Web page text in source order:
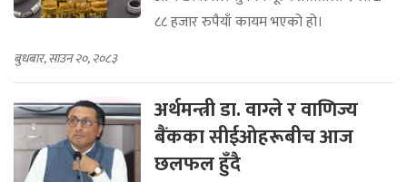
८८ हजार रुपैयाँ कायम भएको हो।
बुधबार, साउन २०, २०८३
अर्थमन्त्री डा. वाग्ले र वाणिज्य
बैंकका सीईओहरूबीच आज
छलफल हुँदै